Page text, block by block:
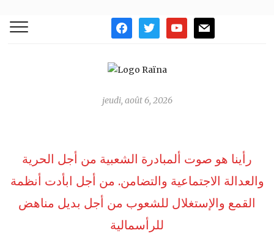
facebooktwitter youtubemail
jeudi, août 6, 2026
رأينا هو صوت ألمبادرة الشعبية من أجل الحرية
والعدالة الاجتماعية والتضامن. من أجل ابأدت أنظمة
القمع واﻹستغلال للشعوب من أجل بديل مناهض
للرأسمالية